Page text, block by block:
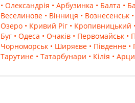
• Олександрія • Арбузинка • Балта •
Веселинове • Вінниця • Вознесенськ
Озеро • Кривий Ріг • Кропивницький
Буг • Одеса • Очаків • Первомайськ •
Чорноморськ • Ширяєве • Південне •
Тарутине • Татарбунари • Кілія •